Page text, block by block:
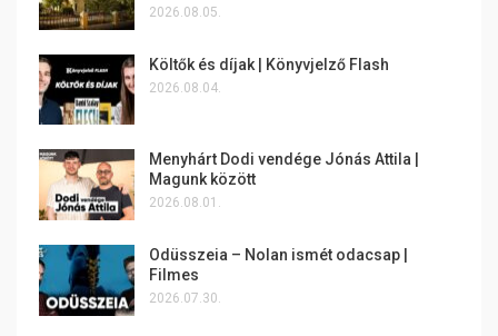
2026.08.05.
Költők és díjak | Könyvjelző Flash
2026.08.04.
Menyhárt Dodi vendége Jónás Attila |
Magunk között
2026.08.01.
Odüsszeia – Nolan ismét odacsap |
Filmes
2026.07.30.